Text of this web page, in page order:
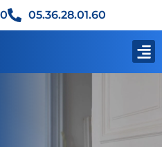
05.36.28.01.60